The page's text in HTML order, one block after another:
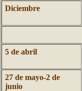
Diciembre
5 de abril
27 de mayo-2 de
junio